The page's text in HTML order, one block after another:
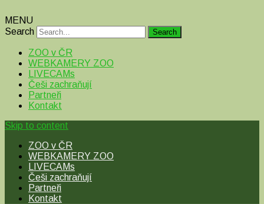
MENU
Search
ZOO v ČR
WEBKAMERY ZOO
LIVECAMs
Češi zachraňují
Partneři
Kontakt
Skip to content
ZOO v ČR
WEBKAMERY ZOO
LIVECAMs
Češi zachraňují
Partneři
Kontakt